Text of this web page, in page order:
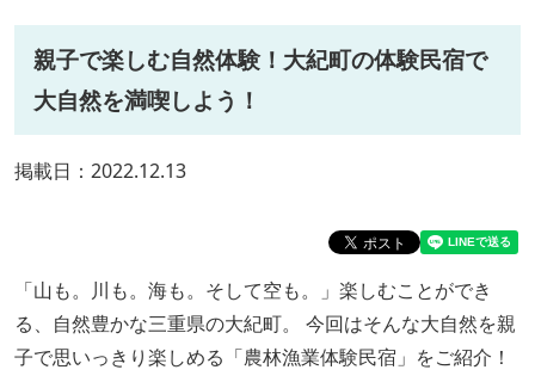
親子で楽しむ自然体験！大紀町の体験民宿で
大自然を満喫しよう！
掲載日：2022.12.13
「山も。川も。海も。そして空も。」楽しむことができ
る、自然豊かな三重県の大紀町。 今回はそんな大自然を親
子で思いっきり楽しめる「農林漁業体験民宿」をご紹介！